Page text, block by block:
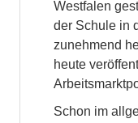
Westfalen
der Schule in
zunehmend
heute
Schon im